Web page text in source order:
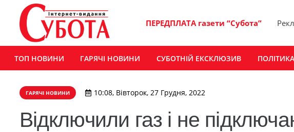
ПЕРЕДПЛАТА газети “Субота”
ТОП НОВИНИ ГАРЯЧІ НОВИНИ СУБОТНІЙ ЕКСКЛЮЗИВ ПОЛІТИКА
ГАРЯЧІ НОВИНИ 10:08, Вівторок, 27 Грудня, 2022
Відключили газ і не